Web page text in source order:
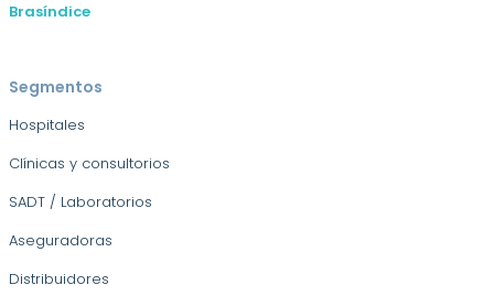
Brasíndice
Segmentos
Hospitales
Clínicas y consultorios
SADT / Laboratorios
Aseguradoras
Distribuidores